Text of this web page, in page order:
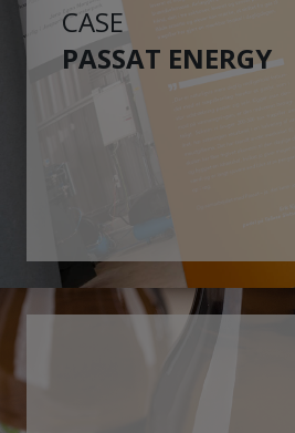
CASE
PASSAT ENERGY